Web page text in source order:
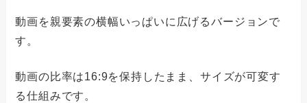
動画を親要素の横幅いっぱいに広げるバージョンで
す。
動画の比率は16:9を保持したまま、サイズが可変す
る仕組みです。